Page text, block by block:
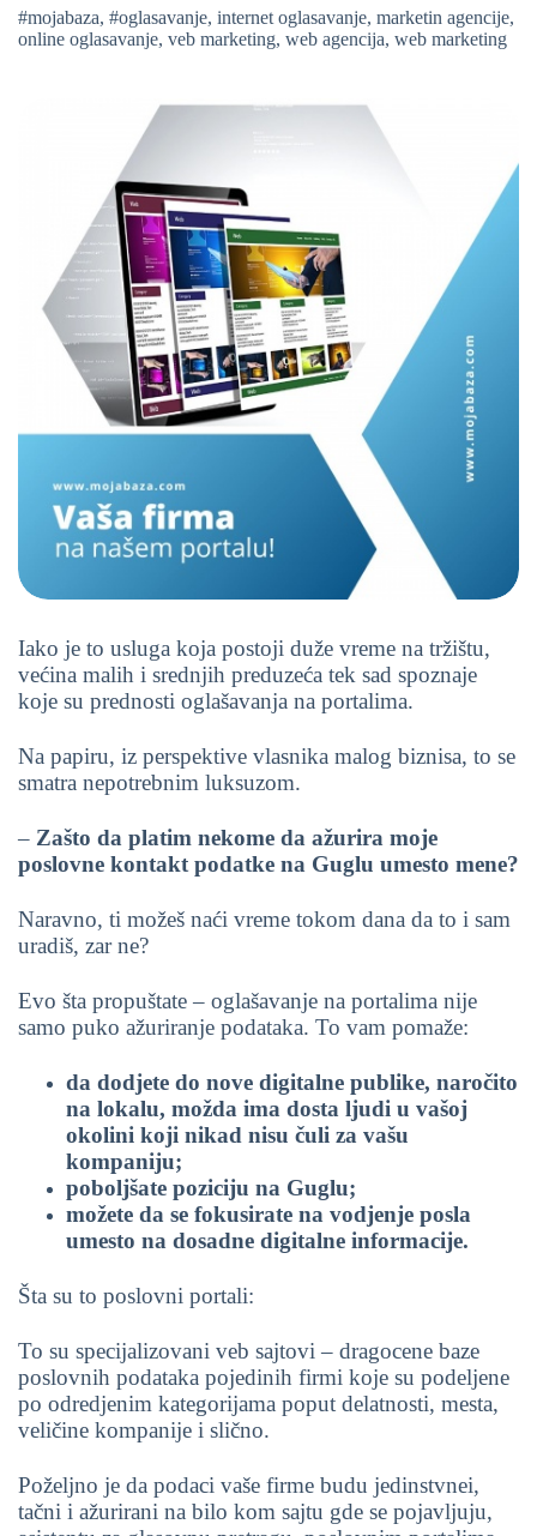
#mojabaza, #oglasavanje, internet oglasavanje, marketin agencije,
online oglasavanje, veb marketing, web agencija, web marketing
Iako je to usluga koja postoji duže vreme na tržištu,
većina malih i srednjih preduzeća tek sad spoznaje
koje su prednosti oglašavanja na portalima.
Na papiru, iz perspektive vlasnika malog biznisa, to se
smatra nepotrebnim luksuzom.
– Zašto da platim nekome da ažurira moje
poslovne kontakt podatke na Guglu umesto mene?
Naravno, ti možeš naći vreme tokom dana da to i sam
uradiš, zar ne?
Evo šta propuštate – oglašavanje na portalima nije
samo puko ažuriranje podataka. To vam pomaže:
da dodjete do nove digitalne publike, naročito
na lokalu, možda ima dosta ljudi u vašoj
okolini koji nikad nisu čuli za vašu
kompaniju;
poboljšate poziciju na Guglu;
možete da se fokusirate na vodjenje posla
umesto na dosadne digitalne informacije.
Šta su to poslovni portali:
To su specijalizovani veb sajtovi – dragocene baze
poslovnih podataka pojedinih firmi koje su podeljene
po odredjenim kategorijama poput delatnosti, mesta,
veličine kompanije i slično.
Poželjno je da podaci vaše firme budu jedinstvnei,
tačni i ažurirani na bilo kom sajtu gde se pojavljuju,